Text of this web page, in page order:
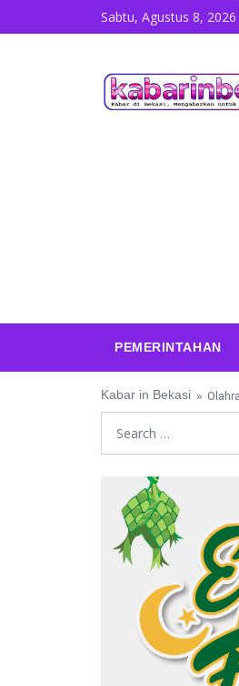
Skip to contentSabtu, Agustus 8, 2026
PEMERINTAHAN
Kabar in Bekasi »